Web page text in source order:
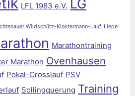
LFL 1983 e.V. LG
Wildschütz-Klostermann-Lauf Liepe
Marathontraining
Marathon Ovenhausen
Pokal-Crosslauf PSV
Sollingquerung Training